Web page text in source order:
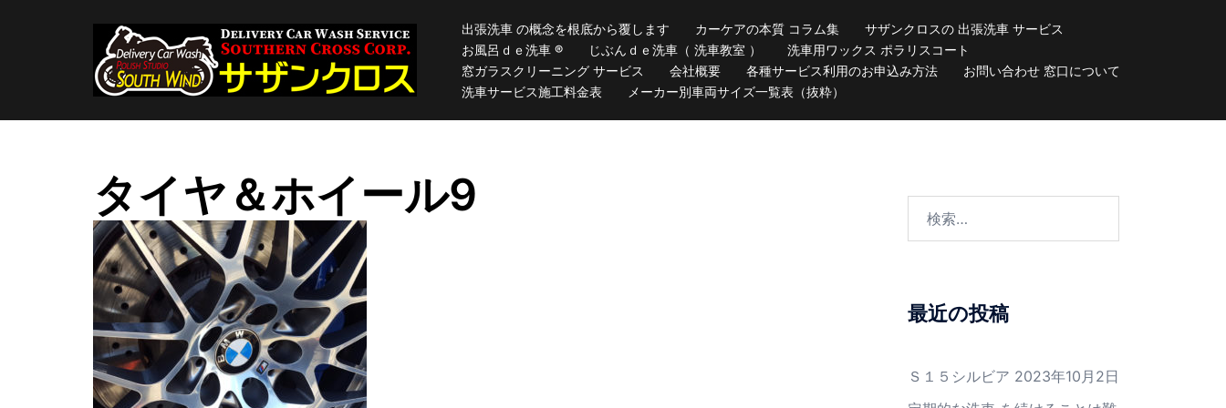
出張洗車 の概念を根底から覆します カーケアの本質 コラム集
サザンクロスの 出張洗車 サービス
お風呂ｄｅ洗車 ®
じぶんｄｅ洗車（ 洗車教室 ）
洗車用ワックス ポラリスコート
窓ガラスクリーニング サービス
会社概要 各種サービス利用のお申込み方法
お問い合わせ 窓口について
洗車サービス施工料金表
メーカー別車両サイズ一覧表（抜粋）
タイヤ＆ホイール9
最近の投稿
Ｓ１５シルビア 2023年10月2日